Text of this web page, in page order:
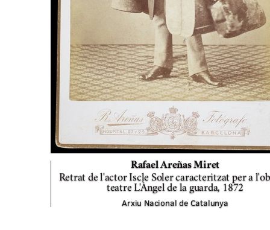
Rafael Areñas Miret
Retrat de l'actor Iscle Soler caracteritzat per a
teatre L'Àngel de la guarda, 1872
Arxiu Nacional de Catalunya